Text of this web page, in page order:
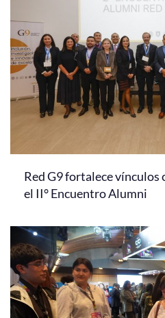
Red G9 fortalece vínculos
el II° Encuentro Alumni